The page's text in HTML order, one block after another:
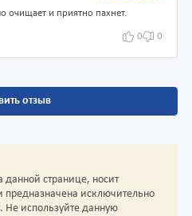
очищает и приятно пахнет.
0 0
отзыв
странице, носит
исключительно
Не используйте данную